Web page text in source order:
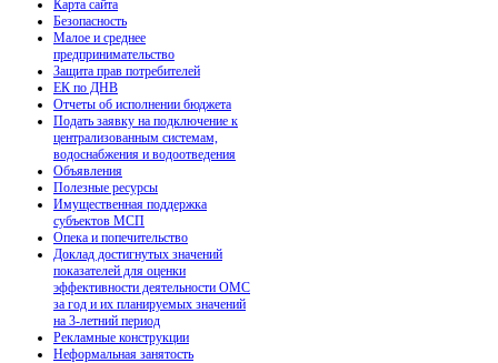
Карта сайта
Безопасность
Малое и среднее
предпринимательство
Защита прав потребителей
ЕК по ДНВ
Отчеты об исполнении бюджета
Подать заявку на подключение к
централизованным системам,
водоснабжения и водоотведения
Объявления
Полезные ресурсы
Имущественная поддержка
субъектов МСП
Опека и попечительство
Доклад достигнутых значений
показателей для оценки
эффективности деятельности ОМС
за год и их планируемых значений
на 3-летний период
Рекламные конструкции
Неформальная занятость